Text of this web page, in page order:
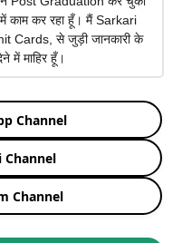
काम कर रहा हूँ। मैं Sarkari
Cards, से जुड़ी जानकारी के
में माहिर हूँ।
Channel
Channel
Channel